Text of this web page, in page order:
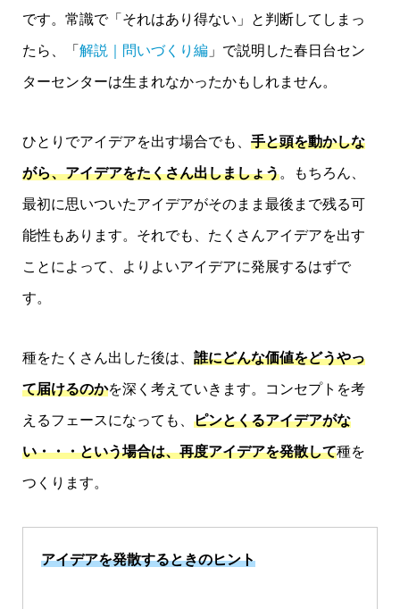
です。常識で「それはあり得ない」と判断してしまっ
たら、「 解説｜問いづくり編 」で説明した春日台セン
ターセンターは生まれなかったかもしれません。
ひとりでアイデアを出す場合でも、 手と頭を動かしな
がら、アイデアをたくさん出しましょう。もちろん、
最初に思いついたアイデアがそのまま最後まで残る可
能性もあります。それでも、たくさんアイデアを出す
ことによって、よりよいアイデアに発展するはずで
す。
種をたくさん出した後は、 誰にどんな価値をどうやっ
て届けるのかを深く考えていきます。コンセプトを考
えるフェースになっても、 ピンとくるアイデアがな
い・・・という場合は、再度アイデアを発散して種を
つくります。
アイデアを発散するときのヒント